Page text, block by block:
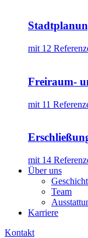
mit 12
Freiraum-
mit 11
mit 14
Über uns
Team
Karriere
Kontakt